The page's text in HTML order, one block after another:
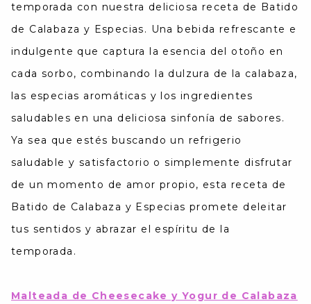
temporada con nuestra deliciosa receta de Batido
de Calabaza y Especias. Una bebida refrescante e
indulgente que captura la esencia del otoño en
cada sorbo, combinando la dulzura de la calabaza,
las especias aromáticas y los ingredientes
saludables en una deliciosa sinfonía de sabores.
Ya sea que estés buscando un refrigerio
saludable y satisfactorio o simplemente disfrutar
de un momento de amor propio, esta receta de
Batido de Calabaza y Especias promete deleitar
tus sentidos y abrazar el espíritu de la
temporada.
Malteada de Cheesecake y Yogur de Calabaza